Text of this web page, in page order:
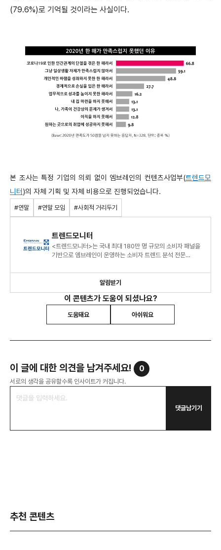
(79.6%)로 기억될 것이라는 사실이다.
본 조사는 특정 기업의 의뢰 없이 엠브레인의 컨텐츠사업부(트렌드모
니터)의 자체 기획 및 자체 비용으로 진행되었습니다.
#연말 #연말 모임 #사회적 거리두기
트렌드모니터
<트렌드모니터>는 국내 최대 180만 명 규모의 소비자 패널을
기반으로 엠브레인이 운영하는 소비자 트렌드 분석 전문
알림받기
이 콘텐츠가 도움이 되셨나요?
도움돼요 아쉬워요
이 글에 대한 의견을 남겨주세요! 0
서로의 생각을 공유할수록 인사이트가 커집니다.
댓글남기기
추천 콘텐츠